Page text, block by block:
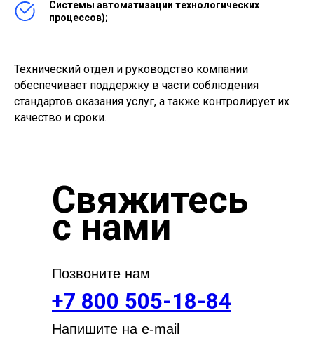
Системы автоматизации технологических
процессов);
Технический отдел и руководство компании
обеспечивает поддержку в части соблюдения
стандартов оказания услуг, а также контролирует их
качество и сроки.
Свяжитесь
с нами
Позвоните нам
+7 800 505-18-84
Напишите на e-mail